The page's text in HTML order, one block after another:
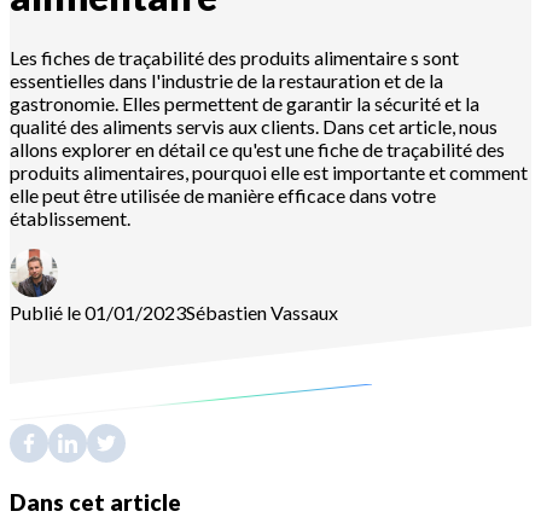
Les fiches de traçabilité des produits alimentaire s sont
essentielles dans l'industrie de la restauration et de la
gastronomie. Elles permettent de garantir la sécurité et la
qualité des aliments servis aux clients. Dans cet article, nous
allons explorer en détail ce qu'est une fiche de traçabilité des
produits alimentaires, pourquoi elle est importante et comment
elle peut être utilisée de manière efficace dans votre
établissement.
Publié le 01/01/2023SébastienVassaux
Dans cet article